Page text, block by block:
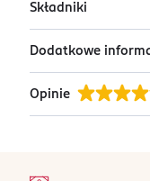
Szlachetnie
zastosowaniem
poliamidem:z
niewidocznym
oddychających
ze wzmocnioną
Składniki
90% poliamid, 10%
Dodatkowe
PRODUCENT/
IS
Opinie